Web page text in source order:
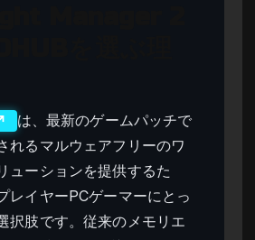
は、最新のゲームパッチで
れるマルウェアフリーのワ
ューションを提供するた
レイヤーPCゲーマーにとっ
択肢です。従来のメモリエ